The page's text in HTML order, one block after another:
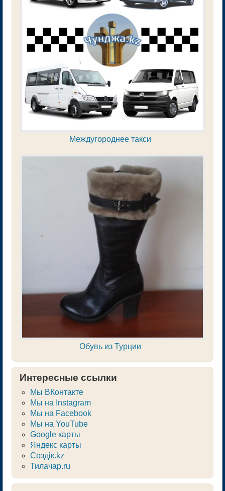
Междугороднее такси
Обувь из Турции
Интересные ссылки
Мы ВКонтакте
Мы на Instagram
Мы на Facebook
Мы на YouTube
Google карты
Яндекс карты
Сөздік.kz
Тилачар.ru